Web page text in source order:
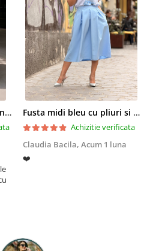
Compleu dama alb cu dungi laterale in nuante de verde si negru Fusta midi bleu cu pliuri si buzunare
Achizitie verificata
Claudia Bacila, Acum 1 luna
❤️